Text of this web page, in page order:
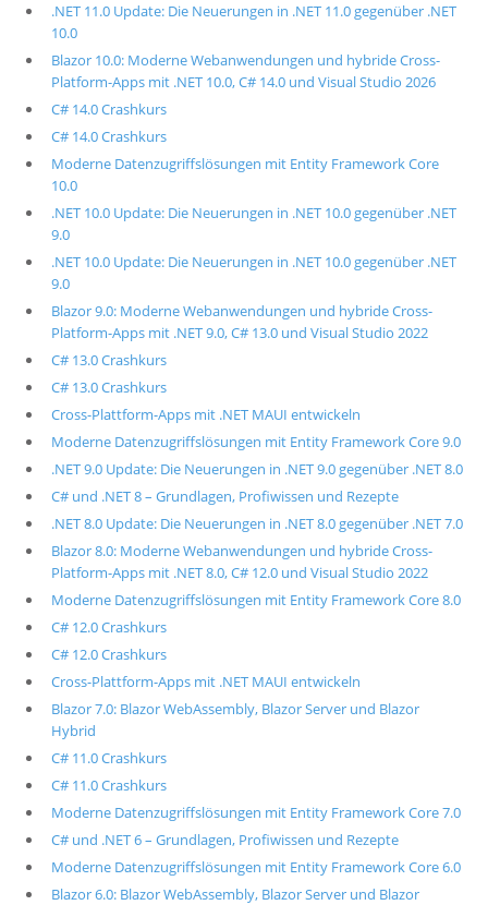
.NET 11.0 Update: Die Neuerungen in .NET 11.0 gegenüber .NET
10.0
Blazor 10.0: Moderne Webanwendungen und hybride Cross-
Platform-Apps mit .NET 10.0, C# 14.0 und Visual Studio 2026
C# 14.0 Crashkurs
C# 14.0 Crashkurs
Moderne Datenzugriffslösungen mit Entity Framework Core
10.0
.NET 10.0 Update: Die Neuerungen in .NET 10.0 gegenüber .NET
9.0
.NET 10.0 Update: Die Neuerungen in .NET 10.0 gegenüber .NET
9.0
Blazor 9.0: Moderne Webanwendungen und hybride Cross-
Platform-Apps mit .NET 9.0, C# 13.0 und Visual Studio 2022
C# 13.0 Crashkurs
C# 13.0 Crashkurs
Cross-Plattform-Apps mit .NET MAUI entwickeln
Moderne Datenzugriffslösungen mit Entity Framework Core 9.0
.NET 9.0 Update: Die Neuerungen in .NET 9.0 gegenüber .NET 8.0
C# und .NET 8 – Grundlagen, Profiwissen und Rezepte
.NET 8.0 Update: Die Neuerungen in .NET 8.0 gegenüber .NET 7.0
Blazor 8.0: Moderne Webanwendungen und hybride Cross-
Platform-Apps mit .NET 8.0, C# 12.0 und Visual Studio 2022
Moderne Datenzugriffslösungen mit Entity Framework Core 8.0
C# 12.0 Crashkurs
C# 12.0 Crashkurs
Cross-Plattform-Apps mit .NET MAUI entwickeln
Blazor 7.0: Blazor WebAssembly, Blazor Server und Blazor
Hybrid
C# 11.0 Crashkurs
C# 11.0 Crashkurs
Moderne Datenzugriffslösungen mit Entity Framework Core 7.0
C# und .NET 6 – Grundlagen, Profiwissen und Rezepte
Moderne Datenzugriffslösungen mit Entity Framework Core 6.0
Blazor 6.0: Blazor WebAssembly, Blazor Server und Blazor